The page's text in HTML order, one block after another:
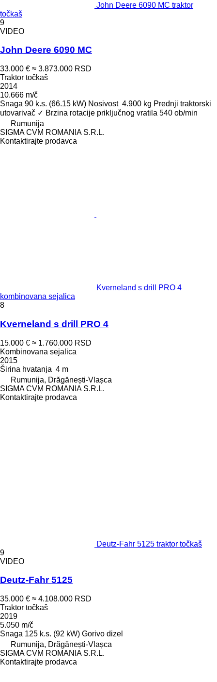
John Deere 6090 MC traktor
točkaš
9
VIDEO
John Deere 6090 MC
33.000 € ≈ 3.873.000 RSD
Traktor točkaš
2014
10.666 m/č
Snaga 90 k.s. (66.15 kW) Nosivost 4.900 kg Prednji traktorski
utovarivač ✓ Brzina rotacije priključnog vratila 540 ob/min
Rumunija
SIGMA CVM ROMANIA S.R.L.
Kontaktirajte prodavca
Kverneland s drill PRO 4
kombinovana sejalica
8
Kverneland s drill PRO 4
15.000 € ≈ 1.760.000 RSD
Kombinovana sejalica
2015
Širina hvatanja 4 m
Rumunija, Drăgănești-Vlașca
SIGMA CVM ROMANIA S.R.L.
Kontaktirajte prodavca
Deutz-Fahr 5125 traktor točkaš
9
VIDEO
Deutz-Fahr 5125
35.000 € ≈ 4.108.000 RSD
Traktor točkaš
2019
5.050 m/č
Snaga 125 k.s. (92 kW) Gorivo dizel
Rumunija, Drăgănești-Vlașca
SIGMA CVM ROMANIA S.R.L.
Kontaktirajte prodavca